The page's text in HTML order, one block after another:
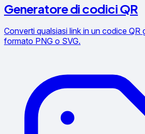
Generatore di codici QR
Converti qualsiasi link in un codice QR
formato PNG o SVG.